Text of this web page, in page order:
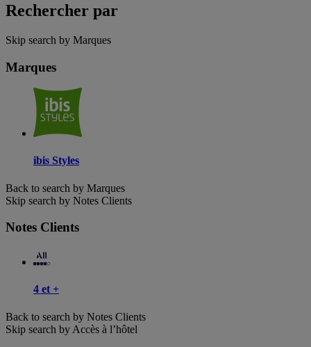
Rechercher par
Skip search by Marques
Marques
ibis Styles
Back to search by Marques
Skip search by Notes Clients
Notes Clients
4 et +
Back to search by Notes Clients
Skip search by Accès à l’hôtel